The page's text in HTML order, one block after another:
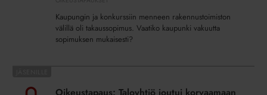
Kaupungin ja konkurssiin menneen rakennustoimiston
välillä oli takaussopimus. Vaatiko kaupunki vakuutta
sopimuksen mukaisesti?
Taloyhtiö